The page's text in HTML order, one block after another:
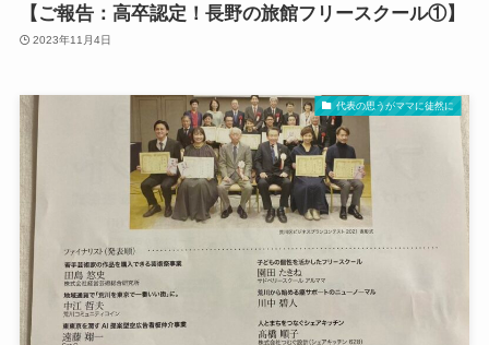
【ご報告：高卒認定！長野の旅館フリースクール①】
2023年11月4日
代表の思うがママに徒然に